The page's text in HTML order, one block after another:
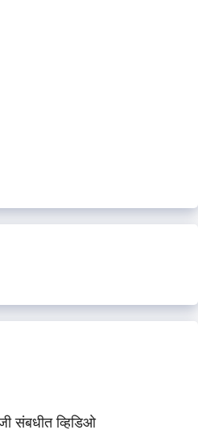
संबधीत व्हिडिओ